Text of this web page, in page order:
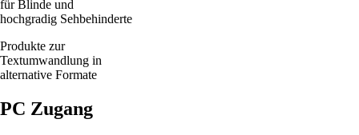
für Blinde und
hochgradig Sehbehinderte
Produkte zur
Textumwandlung in
alternative Formate
PC Zugang